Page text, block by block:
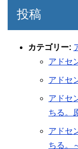
投稿
カテゴリー:
アドセ
アドセ
アドセ
ちる。
アドセ
ちる。